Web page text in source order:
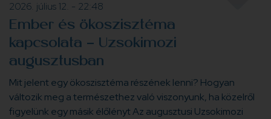
2026. július 12. - 22:48
Ember és ökoszisztéma
kapcsolata - Uzsokimozi
augusztusban
Mit jelent egy ökoszisztéma részének lenni? Hogyan
változik meg a természethez való viszonyunk, ha közelről
figyelünk egy másik élőlényt Az augusztusi Uzsokimozi